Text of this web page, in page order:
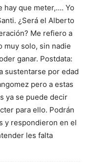
hay que meter,…. Yo
¿Será el Alberto
Me refiero a
muy solo, sin nadie
ganar. Postdata:
sustentarse por edad
pero a estas
ya se puede decir
para ello. Podrán
y respondieron en el
les falta